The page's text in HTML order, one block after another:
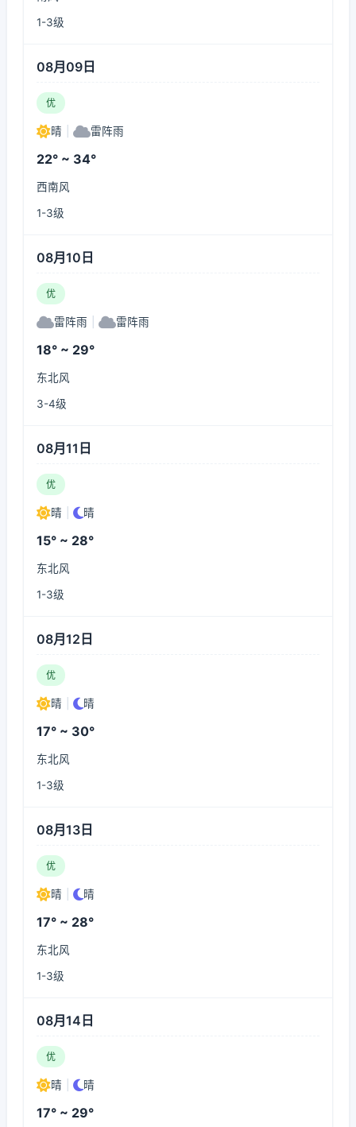
1-3级
08月09日
优
晴 雷阵雨
22° ~ 34°
西南风
1-3级
08月10日
优
雷阵雨 雷阵雨
18° ~ 29°
东北风
3-4级
08月11日
优
晴 晴
15° ~ 28°
东北风
1-3级
08月12日
优
晴 晴
17° ~ 30°
东北风
1-3级
08月13日
优
晴 晴
17° ~ 28°
东北风
1-3级
08月14日
优
晴 晴
17° ~ 29°